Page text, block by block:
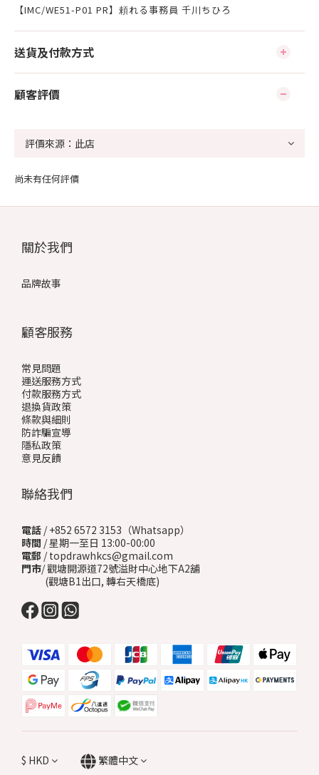
【IMC/WE51-P01 PR】頼れる事務員 千川ちひろ
送貨及付款方式
顧客評價
尚未有任何評價
關於我們
品牌故事
顧客服務
常見問題
運送服務方式
付款服務方式
退換貨政策
條款與細則
防詐騙宣導
隱私政策
意見反饋
聯絡我們
電話 / +852 6572 3153（Whatsapp）
時間 / 星期一至日 13:00-00:00
電郵 / topdrawhkcs@gmail.com
門市/ 觀塘開源道72號溢財中心地下A2舖
(觀塘B1出口, 轉右天橋底)
$ HKD 繁體中文